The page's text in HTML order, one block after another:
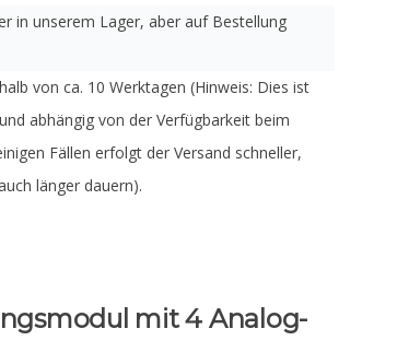
in unserem Lager, aber auf Bestellung
von ca. 10 Werktagen (Hinweis: Dies ist
abhängig von der Verfügbarkeit beim
Fällen erfolgt der Versand schneller,
länger dauern).
mit 4 Analog-